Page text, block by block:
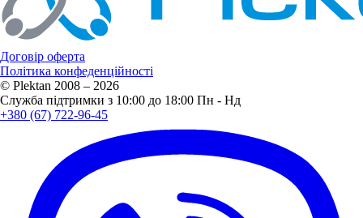
Договір оферта
Політика конфеденційності
© Plektan 2008 – 2026
Служба підтримки з 10:00 до 18:00 Пн - Нд
+380 (67) 722-96-45